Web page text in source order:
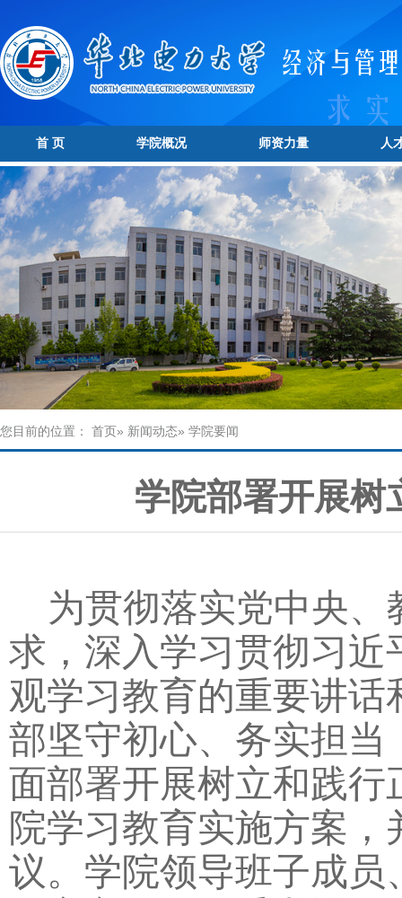
首 页 学院概况 师资力量 人
您目前的位置： 首页» 新闻动态» 学院要闻
学院部署开展树
为贯彻落实党中央、
求， 深入学习贯彻习近
观学习教育的重要讲
部坚守初心、务实担当
面部署开展树立和践
院学习教育实施方案
议。学院领导班子成